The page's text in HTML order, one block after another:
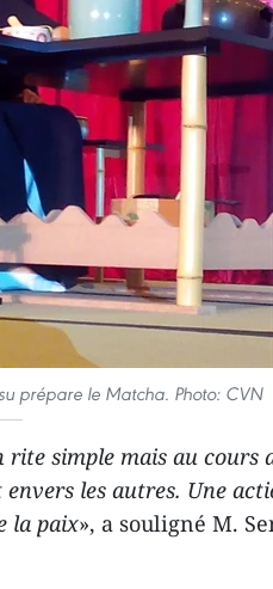
prépare le Matcha. Photo: CVN
simple mais au cours
les autres. Une
la paix», a souligné M.